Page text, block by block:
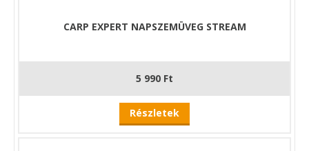
CARP EXPERT NAPSZEMÜVEG STREAM
5 990 Ft
Részletek